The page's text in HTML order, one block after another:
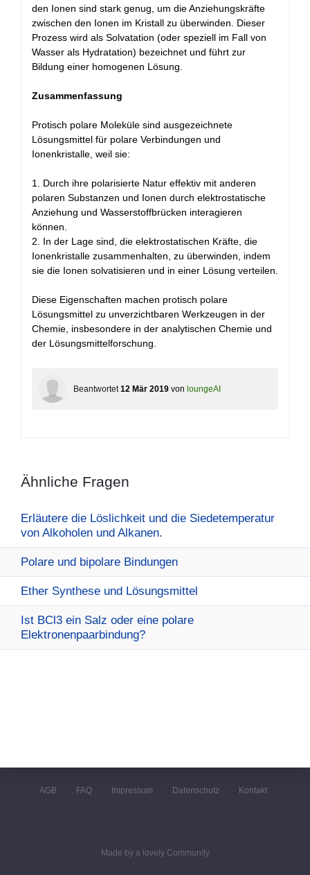
den Ionen sind stark genug, um die Anziehungskräfte
zwischen den Ionen im Kristall zu überwinden. Dieser
Prozess wird als Solvatation (oder speziell im Fall von
Wasser als Hydratation) bezeichnet und führt zur
Bildung einer homogenen Lösung.
Zusammenfassung
Protisch polare Moleküle sind ausgezeichnete
Lösungsmittel für polare Verbindungen und
Ionenkristalle, weil sie:
1. Durch ihre polarisierte Natur effektiv mit anderen
polaren Substanzen und Ionen durch elektrostatische
Anziehung und Wasserstoffbrücken interagieren
können.
2. In der Lage sind, die elektrostatischen Kräfte, die
Ionenkristalle zusammenhalten, zu überwinden, indem
sie die Ionen solvatisieren und in einer Lösung verteilen.
Diese Eigenschaften machen protisch polare
Lösungsmittel zu unverzichtbaren Werkzeugen in der
Chemie, insbesondere in der analytischen Chemie und
der Lösungsmittelforschung.
Beantwortet 12 Mär 2019 von loungeAI
Ähnliche Fragen
Erläutere die Löslichkeit und die Siedetemperatur
von Alkoholen und Alkanen.
Polare und bipolare Bindungen
Ether Synthese und Lösungsmittel
Ist BCl3 ein Salz oder eine polare
Elektronenpaarbindung?
AGB FAQ Impressum Datenschutz Kontakt
Made by a lovely Community